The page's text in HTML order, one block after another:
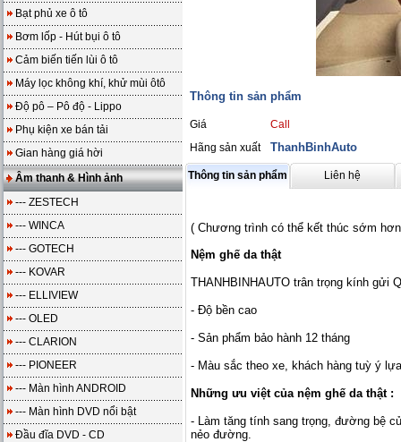
Bạt phủ xe ô tô
Bơm lốp - Hút bụi ô tô
Cảm biến tiến lùi ô tô
Máy lọc không khí, khử mùi ôtô
Độ pô – Pô độ - Lippo
Phụ kiện xe bán tải
Gian hàng giá hời
Âm thanh & Hình ảnh
--- ZESTECH
--- WINCA
--- GOTECH
--- KOVAR
--- ELLIVIEW
--- OLED
--- CLARION
--- PIONEER
--- Màn hình ANDROID
--- Màn hình DVD nổi bật
Đầu đĩa DVD - CD
Thông tin sản phẩm
Giá
Call
Hãng sản xuất
ThanhBinhAuto
Thông tin sản phẩm Liên hệ
( Chương trình có thể kết thúc sớm
Nệm ghế da thật
THANHBINHAUTO trân trọng kính gửi
- Độ bền cao
- Sản phẩm bảo hành 12 tháng
- Màu sắc theo xe, khách hàng tuỳ ý
Những ưu việt của nệm ghế da thật :
- Làm tăng tính sang trọng, đường bệ
nẻo đường.